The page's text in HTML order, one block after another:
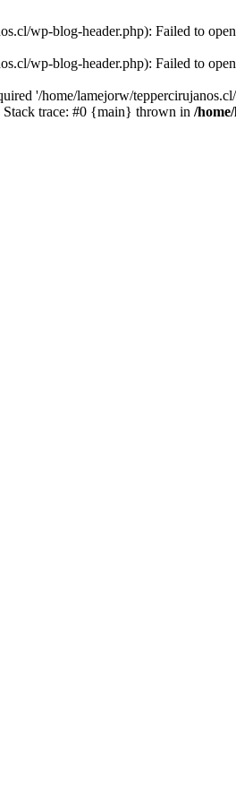
wp-blog-header.php): Failed to
wp-blog-header.php): Failed to
'/home/lamejorw/
trace: #0 {main} thrown in /